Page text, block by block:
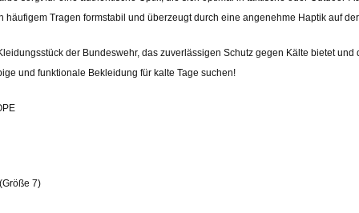
häufigem Tragen formstabil und überzeugt durch eine angenehme Haptik auf
der Bundeswehr, das zuverlässigen Schutz gegen Kälte bietet
und funktionale Bekleidung für kalte Tage suchen!
7)